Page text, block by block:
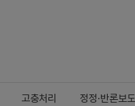
고충처리 정정·반론보도